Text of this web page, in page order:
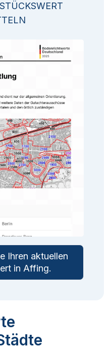
Ihren aktuellen
in Affing.